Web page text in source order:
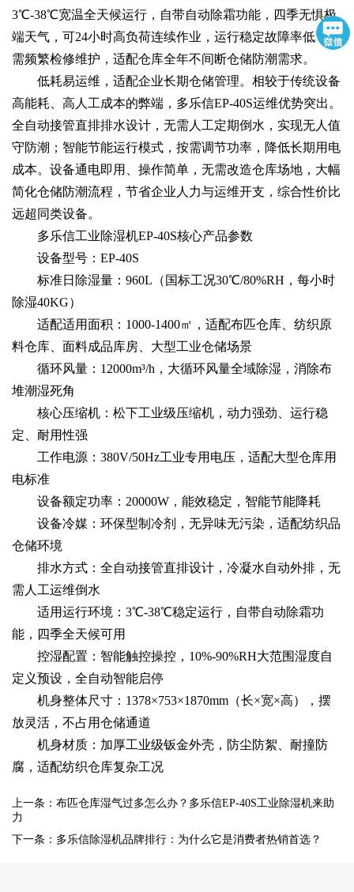
3℃-38℃宽温全天候运行，自带自动除霜功能，四季无惧极
端天气，可24小时高负荷连续作业，运行稳定故障率低，无
需频繁检修维护，适配仓库全年不间断仓储防潮需求。
低耗易运维，适配企业长期仓储管理。相较于传统设备
高能耗、高人工成本的弊端，多乐信EP-40S运维优势突出。
全自动接管直排排水设计，无需人工定期倒水，实现无人值
守防潮；智能节能运行模式，按需调节功率，降低长期用电
成本。设备通电即用、操作简单，无需改造仓库场地，大幅
简化仓储防潮流程，节省企业人力与运维开支，综合性价比
远超同类设备。
多乐信工业除湿机EP-40S核心产品参数
设备型号：EP-40S
标准日除湿量：960L（国标工况30℃/80%RH，每小时
除湿40KG）
适配适用面积：1000-1400㎡，适配布匹仓库、纺织原
料仓库、面料成品库房、大型工业仓储场景
循环风量：12000m³/h，大循环风量全域除湿，消除布
堆潮湿死角
核心压缩机：松下工业级压缩机，动力强劲、运行稳
定、耐用性强
工作电源：380V/50Hz工业专用电压，适配大型仓库用
电标准
设备额定功率：20000W，能效稳定，智能节能降耗
设备冷媒：环保型制冷剂，无异味无污染，适配纺织品
仓储环境
排水方式：全自动接管直排设计，冷凝水自动外排，无
需人工运维倒水
适用运行环境：3℃-38℃稳定运行，自带自动除霜功
能，四季全天候可用
控湿配置：智能触控操控，10%-90%RH大范围湿度自
定义预设，全自动智能启停
机身整体尺寸：1378×753×1870mm（长×宽×高），摆
放灵活，不占用仓储通道
机身材质：加厚工业级钣金外壳，防尘防絮、耐撞防
腐，适配纺织仓库复杂工况
上一条：布匹仓库湿气过多怎么办？多乐信EP-40S工业除湿机来助
力
下一条：多乐信除湿机品牌排行：为什么它是消费者热销首选？